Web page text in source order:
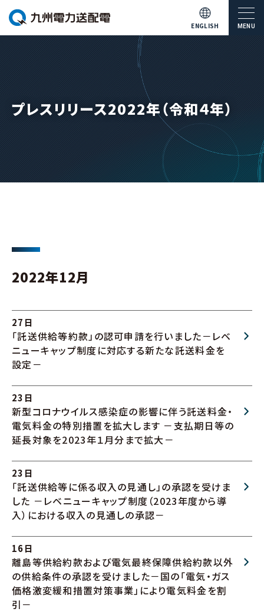
ENGLISH MENU
プレスリリース2022年（令和４年）
2022年12月
27日
「託送供給等約款」の認可申請を行いました－レベ
ニューキャップ制度に対応する新たな託送料金を
設定－
23日
新型コロナウイルス感染症の影響に伴う託送料金・
電気料金の特別措置を拡大します －支払期日等の
延長対象を2023年１月分まで拡大－
23日
「託送供給等に係る収入の見通し」の承認を受けま
した －レベニューキャップ制度（2023年度から導
入）における収入の見通しの承認－
16日
離島等供給約款および電気最終保障供給約款以外
の供給条件の承認を受けました－国の「電気・ガス
価格激変緩和措置対策事業」により電気料金を割
引－